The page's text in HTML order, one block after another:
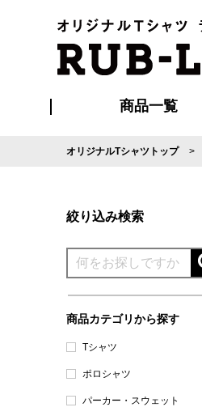
商品一覧
オリジナルTシャツトップ
絞り込み検索
商品カテゴリから探す
Tシャツ
ポロシャツ
パーカー・スウェット